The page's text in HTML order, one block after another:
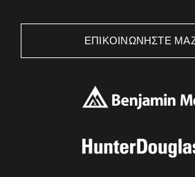
ΕΠΙΚΟΙΝΩΝΉΣΤΕ